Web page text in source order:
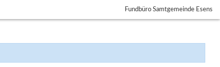
Fundbüro Samtgemeinde Esens